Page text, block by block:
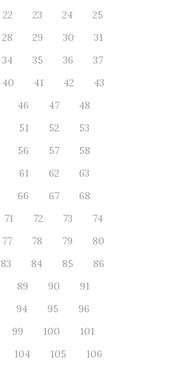
22 23 24
25
28 29 30
31
34 35 36
37
40 41 42
43
46 47
48
51 52
53
56 57
58
61 62
63
66 67
68
71 72 73
74
77 78 79
80
83 84 85
86
89 90
91
94 95
96
99 100
101
104 105
106